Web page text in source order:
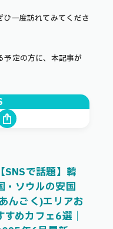
一度訪れてみてくださ
予定の方に、本記事が
【SNSで話題】韓
・ソウルの安国
んごく)エリアお
すめカフェ6選｜